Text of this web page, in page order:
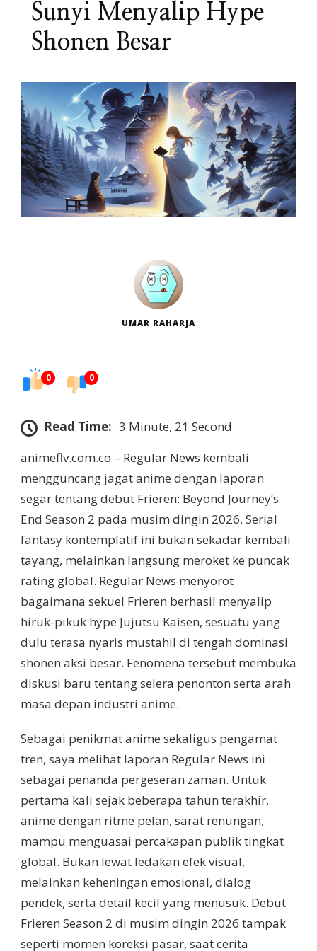
Sunyi Menyalip Hype
Shonen Besar
UMAR RAHARJA
0 0
Read Time: 3 Minute, 21 Second
animeflv.com.co – Regular News kembali
mengguncang jagat anime dengan laporan
segar tentang debut Frieren: Beyond Journey’s
End Season 2 pada musim dingin 2026. Serial
fantasy kontemplatif ini bukan sekadar kembali
tayang, melainkan langsung meroket ke puncak
rating global. Regular News menyorot
bagaimana sekuel Frieren berhasil menyalip
hiruk-pikuk hype Jujutsu Kaisen, sesuatu yang
dulu terasa nyaris mustahil di tengah dominasi
shonen aksi besar. Fenomena tersebut membuka
diskusi baru tentang selera penonton serta arah
masa depan industri anime.
Sebagai penikmat anime sekaligus pengamat
tren, saya melihat laporan Regular News ini
sebagai penanda pergeseran zaman. Untuk
pertama kali sejak beberapa tahun terakhir,
anime dengan ritme pelan, sarat renungan,
mampu menguasai percakapan publik tingkat
global. Bukan lewat ledakan efek visual,
melainkan keheningan emosional, dialog
pendek, serta detail kecil yang menusuk. Debut
Frieren Season 2 di musim dingin 2026 tampak
seperti momen koreksi pasar, saat cerita